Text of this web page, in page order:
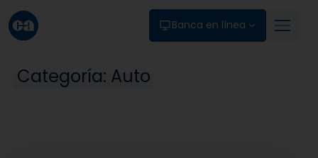
Banca en línea
Categoría: Auto